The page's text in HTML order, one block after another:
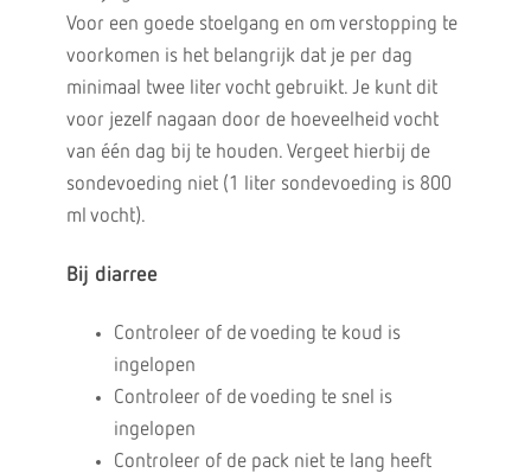
Voor een goede stoelgang en om verstopping te
voorkomen is het belangrijk dat je per dag
minimaal twee liter vocht gebruikt. Je kunt dit
voor jezelf nagaan door de hoeveelheid vocht
van één dag bij te houden. Vergeet hierbij de
sondevoeding niet (1 liter sondevoeding is 800
ml vocht).
Bij diarree
Controleer of de voeding te koud is
ingelopen
Controleer of de voeding te snel is
ingelopen
Controleer of de pack niet te lang heeft